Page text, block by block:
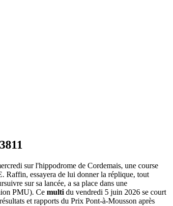
sur l'hippodrome de Cordemais, une course
Raffin, essayera de lui donner la réplique, tout
sur sa lancée, a sa place dans une
PMU). Ce multi du vendredi 5 juin 2026 se court
et rapports du Prix Pont-à-Mousson après